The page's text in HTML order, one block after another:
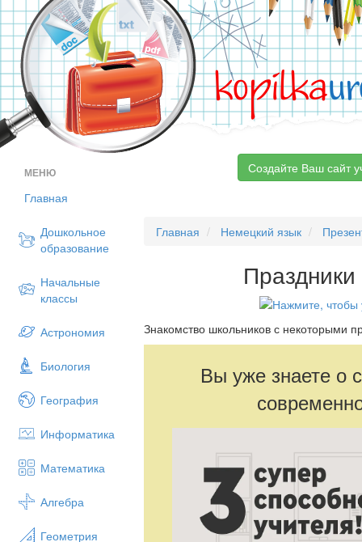
kopilka
МЕНЮ
Главная
Дошкольное
образование
Начальные
классы
Астрономия
Биология
География
Информатика
Математика
Алгебра
Геометрия
Создайте Ваш сайт
Главная Немецкий язык
Знакомство школьников с некоторыми
Вы уже знаете о